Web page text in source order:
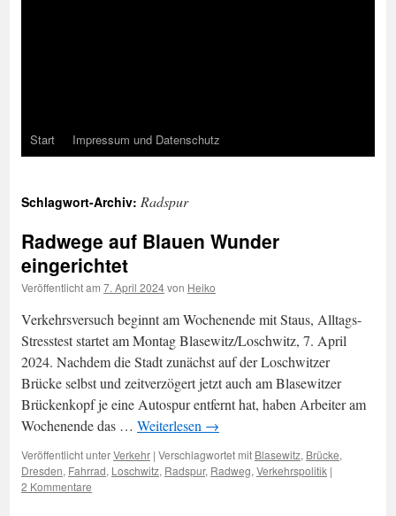
Start Impressum und Datenschutz
Schlagwort-Archiv: Radspur
Radwege auf Blauen Wunder
eingerichtet
Veröffentlicht am 7. April 2024von Heiko
Verkehrsversuch beginnt am Wochenende mit Staus, Alltags-
Stresstest startet am Montag Blasewitz/Loschwitz, 7. April
2024. Nachdem die Stadt zunächst auf der Loschwitzer
Brücke selbst und zeitverzögert jetzt auch am Blasewitzer
Brückenkopf je eine Autospur entfernt hat, haben Arbeiter am
Wochenende das … Weiterlesen →
Veröffentlicht unterVerkehr | Verschlagwortet mit Blasewitz, Brücke,
Dresden, Fahrrad, Loschwitz, Radspur, Radweg, Verkehrspolitik |
2 Kommentare